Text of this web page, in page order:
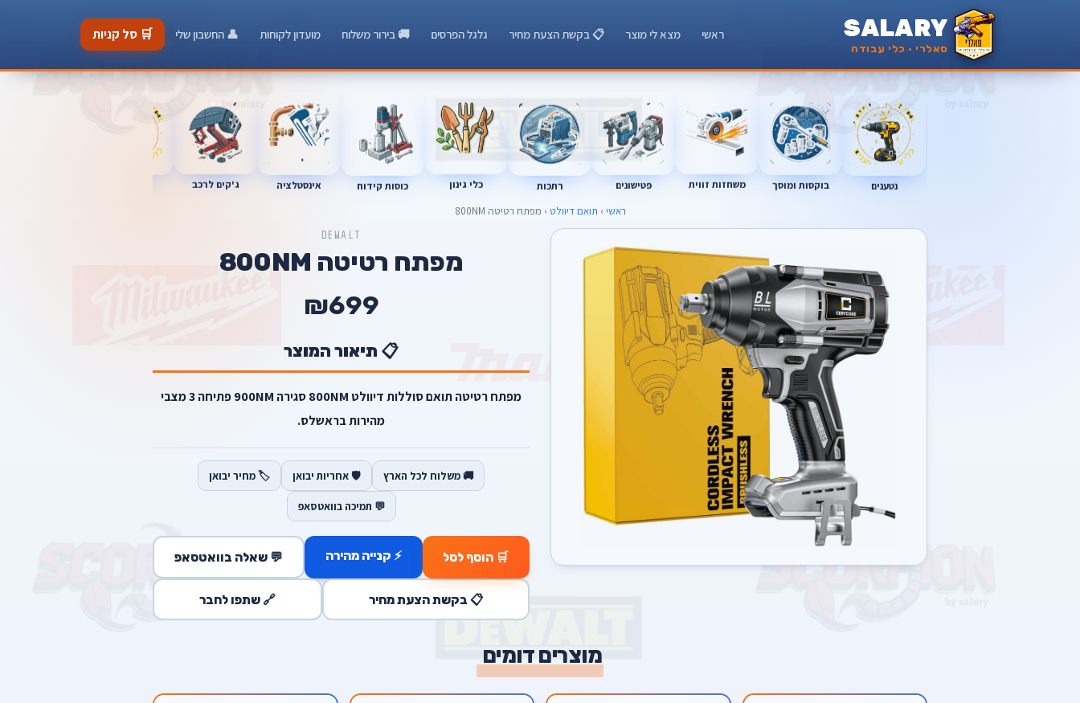
SALARY
סאלרי · כלי עבודה
ראשי מצא לי מוצר 📋 בקשת הצעת מחיר גלגל הפרסים 🚚 בירור משלוח מועדון לקוחות 👤 החשבון שלי 🛒 סל קניות
נטענים בוקסות ומוסך משחזות זווית פטישונים רתכות כלי גינון כוסות קידוח אינסטלציה ג'קים לרכב
ראשי › תואם דיוולט › מפתח רטיטה 800NM
DEWALT
מפתח רטיטה 800NM
₪699
📋 תיאור המוצר
מפתח רטיטה תואם סוללות דיוולט 800NM סגירה 900NM פתיחה 3 מצבי
מהירות בראשלס.
🚚 משלוח לכל הארץ 🛡️ אחריות יבואן 🏷️ מחיר יבואן
💬 תמיכה בוואטסאפ
🛒 הוסף לסל ⚡ קנייה מהירה 💬 שאלה בוואטסאפ
📋 בקשת הצעת מחיר 🔗 שתפו לחבר
מוצרים דומים